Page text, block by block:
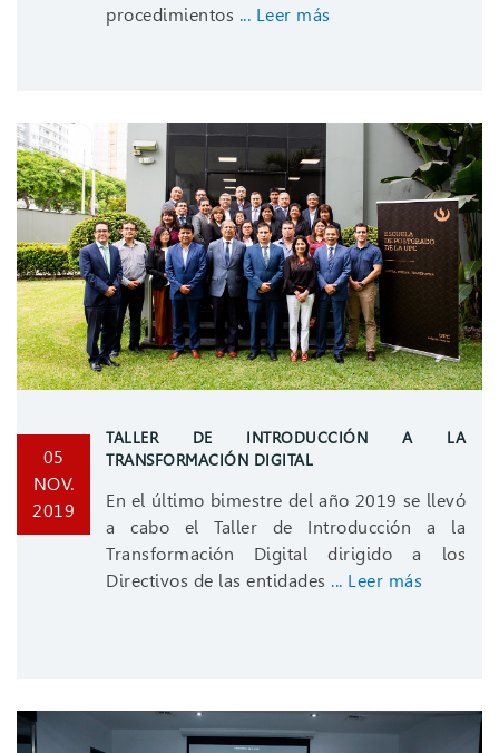
procedimientos ... Leer más
05
NOV.
2019
TALLER DE INTRODUCCIÓN A LA
TRANSFORMACIÓN DIGITAL
En el último bimestre del año 2019 se llevó
a cabo el Taller de Introducción a la
Transformación Digital dirigido a los
Directivos de las entidades ... Leer más